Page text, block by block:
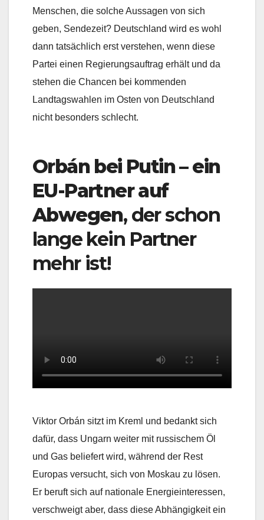
Menschen, die solche Aussagen von sich
geben, Sendezeit? Deutschland wird es wohl
dann tatsächlich erst verstehen, wenn diese
Partei einen Regierungsauftrag erhält und da
stehen die Chancen bei kommenden
Landtagswahlen im Osten von Deutschland
nicht besonders schlecht.
Orbán bei Putin – ein
EU-Partner auf
Abwegen, der schon
lange kein Partner
mehr ist!
Viktor Orbán sitzt im Kreml und bedankt sich
dafür, dass Ungarn weiter mit russischem Öl
und Gas beliefert wird, während der Rest
Europas versucht, sich von Moskau zu lösen.
Er beruft sich auf nationale Energieinteressen,
verschweigt aber, dass diese Abhängigkeit ein